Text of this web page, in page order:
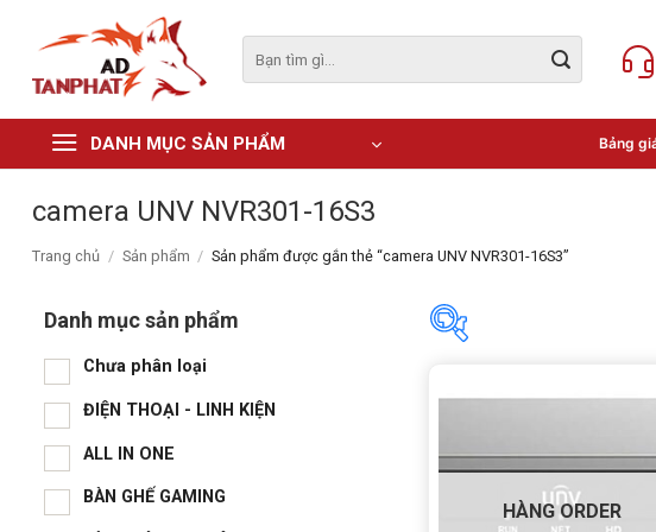
content
kiếm:
DANH MỤC SẢN PHẨM Bảng
camera UNV NVR301-16S3
Trang chủ / Sản phẩm / Sản phẩm được gắn thẻ “camera UNV NVR301-16S3”
Danh mục sản phẩm
Chưa phân loại
ĐIỆN THOẠI - LINH KIỆN
ALL IN ONE
BÀN GHẾ GAMING
ĐIỆN THOẠI - LINH
HÀNG ORDER